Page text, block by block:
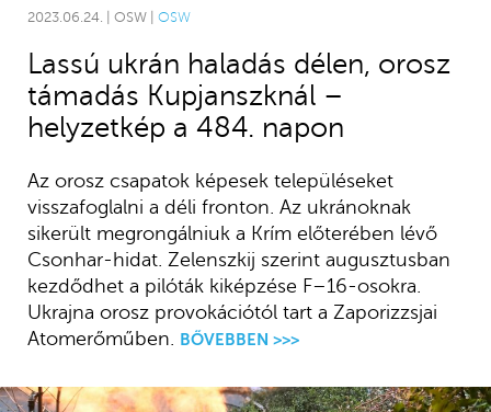
2023.06.24. | OSW | OSW
Lassú ukrán haladás délen, orosz
támadás Kupjanszknál –
helyzetkép a 484. napon
Az orosz csapatok képesek településeket
visszafoglalni a déli fronton. Az ukránoknak
sikerült megrongálniuk a Krím előterében lévő
Csonhar-hidat. Zelenszkij szerint augusztusban
kezdődhet a pilóták kiképzése F–16-osokra.
Ukrajna orosz provokációtól tart a Zaporizzsjai
Atomerőműben.
BŐVEBBEN >>>